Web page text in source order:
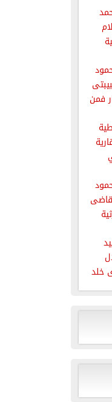
فمن
خلد